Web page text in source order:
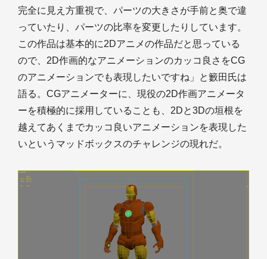
完全に見え方重視で、パーツの大きさが手前と奥で違
っていたり、パーツの比率を変更したりしています。
この作品は基本的に2Dアニメの作品だと思っている
ので、2D作画的なアニメーションのカッコ良さをCG
のアニメーションでも表現したいですね」と籔田氏は
語る。CGアニメーターに、現役の2D作画アニメータ
ーを積極的に採用していることも、2Dと3Dの垣根を
越えてあくまでカッコ良いアニメーションを表現した
いというマッドボックスのチャレンジの現れだ。